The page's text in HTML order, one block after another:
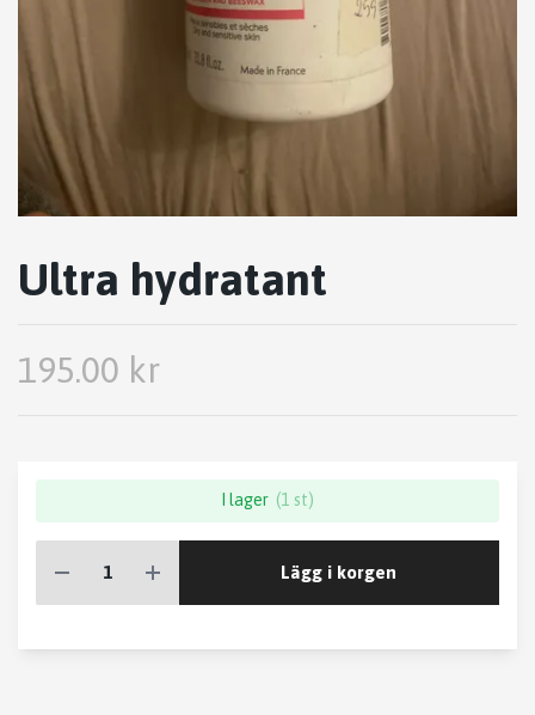
Ultra hydratant
195.00 kr
I lager (1 st)
Lägg i korgen